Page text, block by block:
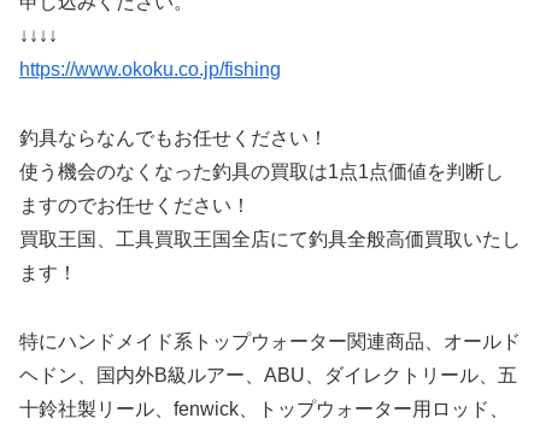
↓↓↓↓
https://www.okoku.co.jp/fishing
釣具ならなんでもお任せください！
使う機会のなくなった釣具の買取は1点1点価値を判断し
ますのでお任せください！
買取王国、工具買取王国全店にて釣具全般高価買取いたし
ます！
特にハンドメイド系トップウォーター関連商品、オールド
ヘドン、国内外B級ルアー、ABU、ダイレクトリール、五
十鈴社製リール、fenwick、トップウォーター用ロッド、